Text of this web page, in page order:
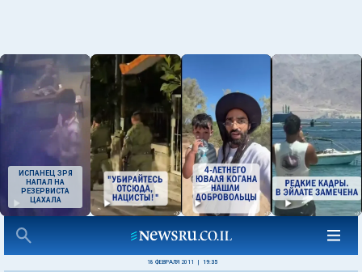
ИСПАНЕЦ ЗРЯ
НАПАЛ НА
РЕЗЕРВИСТА
ЦАХАЛА
18 ФЕВРАЛЯ 2011 19:35